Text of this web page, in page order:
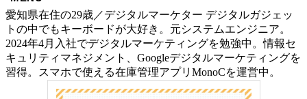
愛知県在住の29歳／デジタルマーケター デジタルガジェッ
トの中でもキーボードが大好き。元システムエンジニア。
2024年4月入社でデジタルマーケティングを勉強中。情報セ
キュリティマネジメント、Googleデジタルマーケティングを
習得。スマホで使える在庫管理アプリMonoCを運営中。